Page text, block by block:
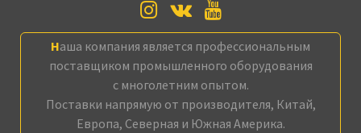
Наша компания является профессиональным
поставщиком промышленного оборудования
с многолетним опытом.
Поставки напрямую от производителя, Китай,
Европа, Северная и Южная Америка.